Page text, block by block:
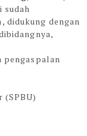
sudah
didukung dengan
pengaspalan
(SPBU)